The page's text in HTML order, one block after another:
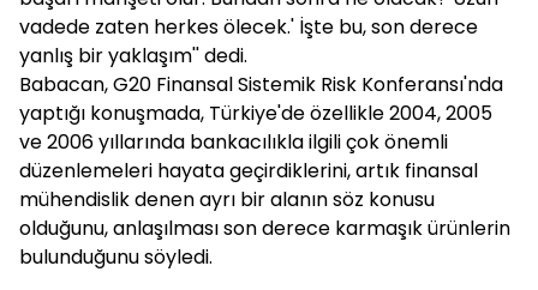
vadede zaten herkes ölecek.' İşte bu, son derece
yanlış bir yaklaşım'' dedi.
Babacan, G20 Finansal Sistemik Risk Konferansı'nda
yaptığı konuşmada, Türkiye'de özellikle 2004, 2005
ve 2006 yıllarında bankacılıkla ilgili çok önemli
düzenlemeleri hayata geçirdiklerini, artık finansal
mühendislik denen ayrı bir alanın söz konusu
olduğunu, anlaşılması son derece karmaşık ürünlerin
bulunduğunu söyledi.